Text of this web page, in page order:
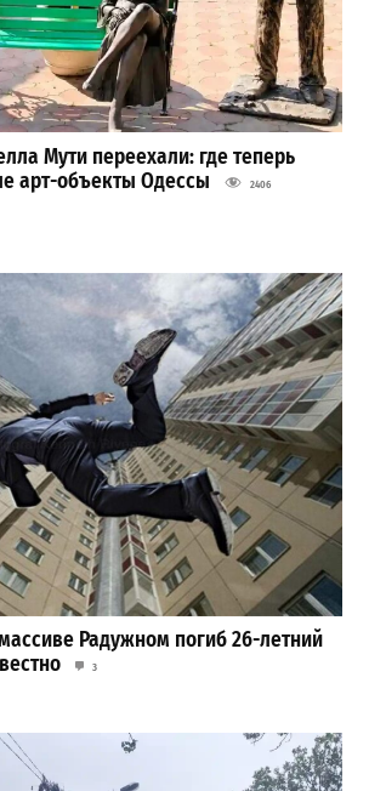
Мути переехали: где теперь
арт-объекты Одессы
2406
Радужном погиб 26-летний
3